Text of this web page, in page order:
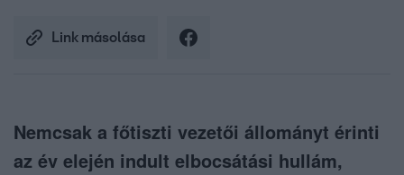
Link másolása
Nemcsak a főtiszti vezetői állományt érinti
az év elején indult elbocsátási hullám,